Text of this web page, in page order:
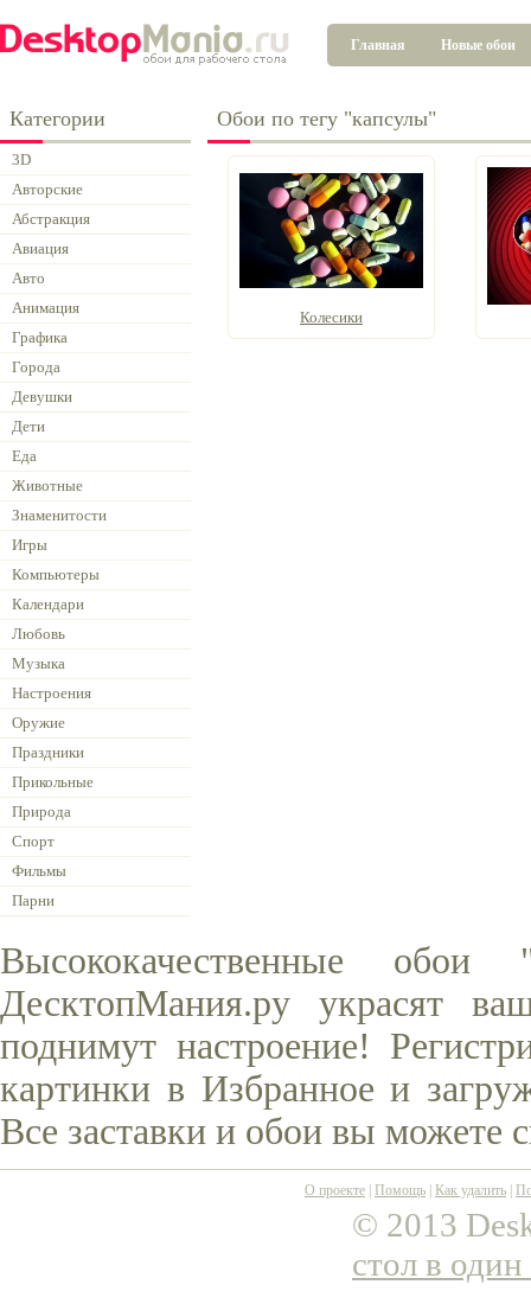
Главная Новые обои
Категории
3D
Авторские
Абстракция
Авиация
Авто
Анимация
Графика
Города
Девушки
Дети
Еда
Животные
Знаменитости
Игры
Компьютеры
Календари
Любовь
Музыка
Настроения
Оружие
Праздники
Прикольные
Природа
Спорт
Фильмы
Парни
Обои по тегу "капсулы"
Колесики
Высококачественные
ДесктопМания.ру украсят
поднимут настроение!
картинки в Избранное и
Все заставки и обои вы можете
О проекте Помощь Как удалить
© 2013
стол в